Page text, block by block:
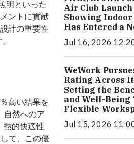
明といった
ントに貢献
計の重要性
高い結果を
自然へのア
熱的快適性
て、この優
Air Club
Showing
Has Entered a
Jul 16, 2026
WeWork
Rating Across
Setting the
and Well-Being
Flexible
Jul 15, 2026